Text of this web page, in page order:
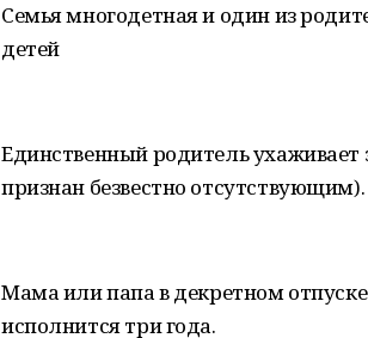
Семья многодетная и один из
детей
Единственный родитель
признан безвестно отсутствующим).
Мама или папа в декретном
исполнится три года.